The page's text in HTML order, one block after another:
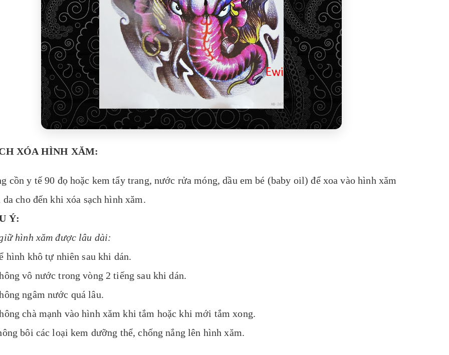
XÓA HÌNH XĂM:
cồn y tế 90 đọ hoặc kem tẩy trang, nước rửa móng, dầu em bé (baby oil) để xoa vào hình xăm
da cho đến khi xóa sạch hình xăm.
Ý:
hình xăm được lâu dài:
hình khô tự nhiên sau khi dán.
vô nước trong vòng 2 tiếng sau khi dán.
ngâm nước quá lâu.
chà mạnh vào hình xăm khi tắm hoặc khi mới tắm xong.
bôi các loại kem dưỡng thể, chống nắng lên hình xăm.